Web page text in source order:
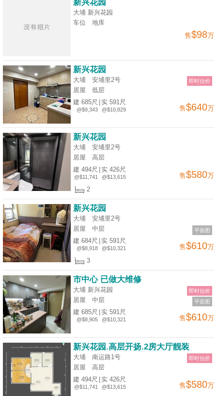
新兴花园
大埔 新兴花园
车位
地库
售$98万
即时估价
新兴花园
大埔 安埔里2号
居屋
低层
建 685尺
@$9,343
实 591尺
@$10,829 售$640万
新兴花园
大埔 安埔里2号
居屋
高层
建 494尺
@$11,741
实 426尺
@$13,615 售$580万
2
平面图
新兴花园
大埔 安埔里2号
居屋
中层
建 684尺
@$8,918
实 591尺
@$10,321 售$610万
3
平面图
即时估价
市中心 已做大维修
大埔 新兴花园
居屋
中层
建 685尺
@$8,905
实 591尺
@$10,321 售$610万
即时估价
新兴花园.高层开扬.2房大厅靓装
大埔 南运路1号
居屋
高层
建 494尺
@$11,741
实 426尺
@$13,615 售$580万